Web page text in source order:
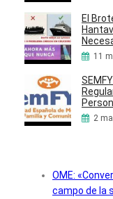
El
11
2
OME:
campo de la